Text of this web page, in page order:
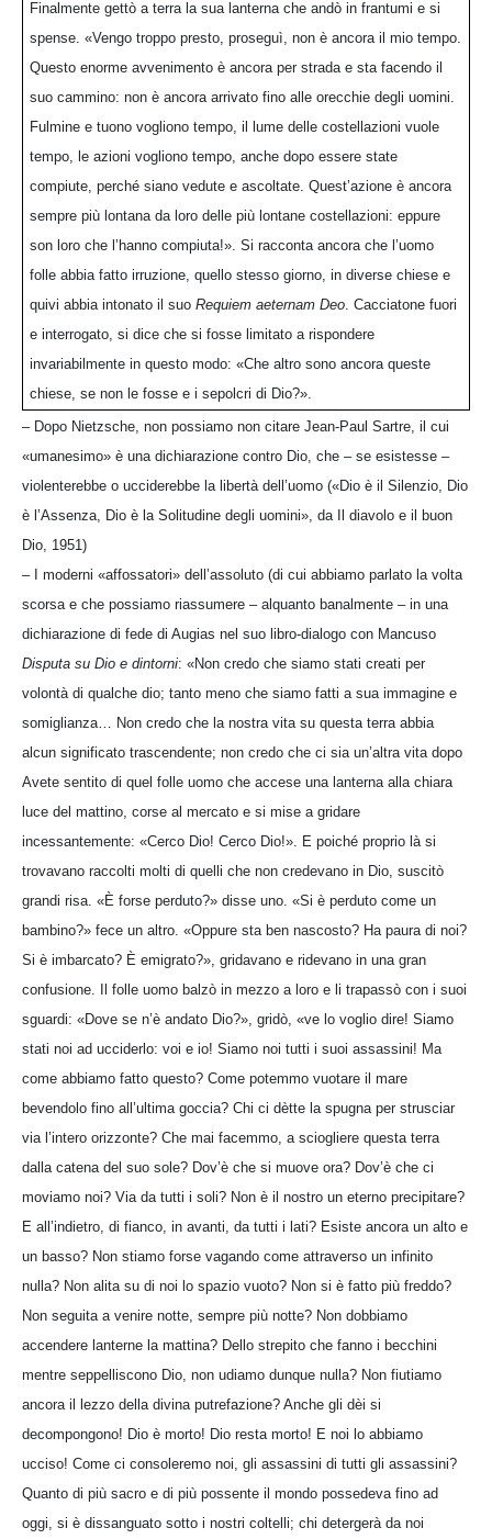
Finalmente gettò a terra la sua lanterna che andò in frantumi e si
spense. «Vengo troppo presto, proseguì, non è ancora il mio tempo.
Questo enorme avvenimento è ancora per strada e sta facendo il
suo cammino: non è ancora arrivato fino alle orecchie degli uomini.
Fulmine e tuono vogliono tempo, il lume delle costellazioni vuole
tempo, le azioni vogliono tempo, anche dopo essere state
compiute, perché siano vedute e ascoltate. Quest’azione è ancora
sempre più lontana da loro delle più lontane costellazioni: eppure
son loro che l’hanno compiuta!». Si racconta ancora che l’uomo
folle abbia fatto irruzione, quello stesso giorno, in diverse chiese e
quivi abbia intonato il suo Requiem aeternam Deo. Cacciatone fuori
e interrogato, si dice che si fosse limitato a rispondere
invariabilmente in questo modo: «Che altro sono ancora queste
chiese, se non le fosse e i sepolcri di Dio?».
– Dopo Nietzsche, non possiamo non citare Jean-Paul Sartre, il cui
«umanesimo» è una dichiarazione contro Dio, che – se esistesse –
violenterebbe o ucciderebbe la libertà dell’uomo («Dio è il Silenzio, Dio
è l’Assenza, Dio è la Solitudine degli uomini», da Il diavolo e il buon
Dio, 1951)
– I moderni «affossatori» dell’assoluto (di cui abbiamo parlato la volta
scorsa e che possiamo riassumere – alquanto banalmente – in una
dichiarazione di fede di Augias nel suo libro-dialogo con Mancuso
Disputa su Dio e dintorni: «Non credo che siamo stati creati per
volontà di qualche dio; tanto meno che siamo fatti a sua immagine e
somiglianza… Non credo che la nostra vita su questa terra abbia
alcun significato trascendente; non credo che ci sia un’altra vita dopo
Avete sentito di quel folle uomo che accese una lanterna alla chiara
luce del mattino, corse al mercato e si mise a gridare
incessantemente: «Cerco Dio! Cerco Dio!». E poiché proprio là si
trovavano raccolti molti di quelli che non credevano in Dio, suscitò
grandi risa. «È forse perduto?» disse uno. «Si è perduto come un
bambino?» fece un altro. «Oppure sta ben nascosto? Ha paura di noi?
Si è imbarcato? È emigrato?», gridavano e ridevano in una gran
confusione. Il folle uomo balzò in mezzo a loro e li trapassò con i suoi
sguardi: «Dove se n’è andato Dio?», gridò, «ve lo voglio dire! Siamo
stati noi ad ucciderlo: voi e io! Siamo noi tutti i suoi assassini! Ma
come abbiamo fatto questo? Come potemmo vuotare il mare
bevendolo fino all’ultima goccia? Chi ci dètte la spugna per strusciar
via l’intero orizzonte? Che mai facemmo, a sciogliere questa terra
dalla catena del suo sole? Dov’è che si muove ora? Dov’è che ci
moviamo noi? Via da tutti i soli? Non è il nostro un eterno precipitare?
E all’indietro, di fianco, in avanti, da tutti i lati? Esiste ancora un alto e
un basso? Non stiamo forse vagando come attraverso un infinito
nulla? Non alita su di noi lo spazio vuoto? Non si è fatto più freddo?
Non seguita a venire notte, sempre più notte? Non dobbiamo
accendere lanterne la mattina? Dello strepito che fanno i becchini
mentre seppelliscono Dio, non udiamo dunque nulla? Non fiutiamo
ancora il lezzo della divina putrefazione? Anche gli dèi si
decompongono! Dio è morto! Dio resta morto! E noi lo abbiamo
ucciso! Come ci consoleremo noi, gli assassini di tutti gli assassini?
Quanto di più sacro e di più possente il mondo possedeva fino ad
oggi, si è dissanguato sotto i nostri coltelli; chi detergerà da noi